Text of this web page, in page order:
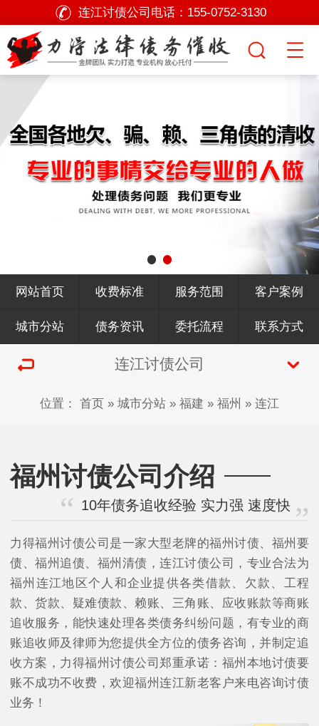
连江讨债公司电话： 155-0752-3130
网站首页 收费标准 服务范围 客户案例
城市分站 债务资讯 委托流程 联系方式
连江讨债公司
位置： 首页 » 城市分站 » 福建 » 福州 » 连江
福州讨债公司介绍
10年债务追收经验 实力强 速度快
力得福州讨债公司是一家大型老牌的福州讨债、福州要
债、福州追债、福州清债，连江讨债公司，专业合法为
福州连江地区个人和企业提供各类借款、欠款、工程
款、货款、疑难债款、赖账、三角账、应收账款等商账
追收服务，能快速处理各类债务纠纷问题，有专业的商
账追收师及律师为您提供全方位的债务咨询，并制定追
收方案，力得福州讨债公司郑重承诺：福州本地讨债要
账不成功不收费，欢迎福州连江新老客户来电咨询讨债
业务！